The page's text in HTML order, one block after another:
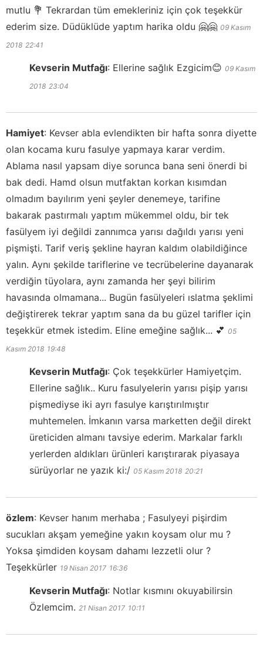
mutlu 💐 Tekrardan tüm emekleriniz için çok teşekkür
ederim size. Düdüklüde yaptım harika oldu 🤗🤗 09 Kasım
2018 22:41
Kevserin Mutfağı: Ellerine sağlık Ezgicim😊 09 Kasım
2018 23:04
Hamiyet: Kevser abla evlendikten bir hafta sonra diyette
olan kocama kuru fasulye yapmaya karar verdim.
Ablama nasıl yapsam diye sorunca bana seni önerdi bi
bak dedi. Hamd olsun mutfaktan korkan kısımdan
olmadım bayılırım yeni şeyler denemeye, tarifine
bakarak pastırmalı yaptım mükemmel oldu, bir tek
fasülyem iyi değildi zannımca yarısı dağıldı yarısı yeni
pişmişti. Tarif veriş şekline hayran kaldım olabildiğince
yalın. Aynı şekilde tariflerine ve tecrübelerine dayanarak
verdiğin tüyolara, aynı zamanda her şeyi bilirim
havasında olmamana... Bugün fasülyeleri ıslatma şeklimi
değiştirerek tekrar yaptım sana da bu güzel tarifler için
teşekkür etmek istedim. Eline emeğine sağlık... 💕 05
Kasım 2018 19:48
Kevserin Mutfağı: Çok teşekkürler Hamiyetçim.
Ellerine sağlık.. Kuru fasulyelerin yarısı pişip yarısı
pişmediyse iki ayrı fasulye karıştırılmıştır
muhtemelen. İmkanın varsa marketten değil direkt
üreticiden almanı tavsiye ederim. Markalar farklı
yerlerden aldıkları ürünleri karıştırarak piyasaya
sürüyorlar ne yazık ki:/ 05 Kasım 2018 20:21
özlem: Kevser hanım merhaba ; Fasulyeyi pişirdim
sucukları akşam yemeğine yakın koysam olur mu ?
Yoksa şimdiden koysam dahamı lezzetli olur ?
Teşekkürler 19 Nisan 2017 16:36
Kevserin Mutfağı: Notlar kısmını okuyabilirsin
Özlemcim. 21 Nisan 2017 10:11